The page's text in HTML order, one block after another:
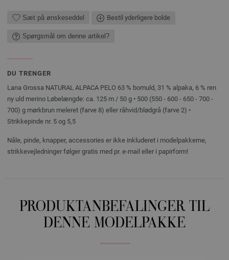
Sæt på ønskeseddel Bestil yderligere bolde
Spørgsmål om denne artikel?
DU TRENGER
Lana Grossa NATURAL ALPACA PELO 63 % bomuld, 31 % alpaka, 6 % ren
ny uld merino Løbelængde: ca. 125 m / 50 g • 500 (550 - 600 - 650 - 700 -
700) g mørkbrun meleret (farve 8) eller råhvid/blødgrå (farve 2) •
Strikkepinde nr. 5 og 5,5
Nåle, pinde, knapper, accessories er ikke inkluderet i modelpakkerne,
strikkevejledninger følger gratis med pr. e-mail eller i papirform!
PRODUKTANBEFALINGER TIL
DENNE MODELPAKKE